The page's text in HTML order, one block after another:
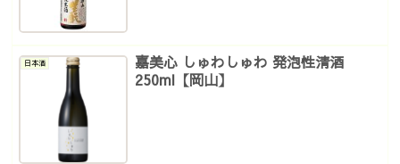
日本酒
嘉美心 しゅわしゅわ 発泡性清酒
250ml【岡山】